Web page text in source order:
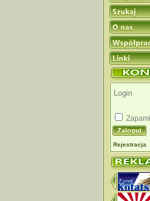
Rejestracja